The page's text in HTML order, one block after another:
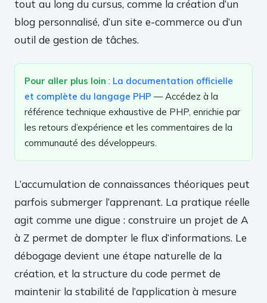
tout au long du cursus, comme la création d’un
blog personnalisé, d’un site e-commerce ou d’un
outil de gestion de tâches.
Pour aller plus loin : La documentation officielle
et complète du langage PHP — Accédez à la
référence technique exhaustive de PHP, enrichie par
les retours d’expérience et les commentaires de la
communauté des développeurs.
L’accumulation de connaissances théoriques peut
parfois submerger l’apprenant. La pratique réelle
agit comme une digue : construire un projet de A
à Z permet de dompter le flux d’informations. Le
débogage devient une étape naturelle de la
création, et la structure du code permet de
maintenir la stabilité de l’application à mesure